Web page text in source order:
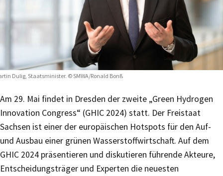
Dulig, Staatsminister. © SMWA/Ronald Bonß
Am 29. Mai findet in Dresden der zweite „Green Hydrogen
Innovation Congress“ (GHIC 2024) statt. Der Freistaat
Sachsen ist einer der europäischen Hotspots für den Auf-
und Ausbau einer grünen Wasserstoffwirtschaft. Auf dem
GHIC 2024 präsentieren und diskutieren führende Akteure,
Entscheidungsträger und Experten die neuesten